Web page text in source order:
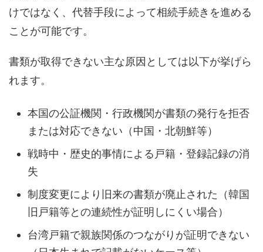
けではなく、代替手段によって相続手続きを進める
ことが可能です。
書類が取得できない主な原因としては以下が挙げら
れます。
本国の公証機関・行政機関が書類の発行を拒否
または対応できない（中国・北朝鮮等）
戦時中・歴史的事情による戸籍・登録記録の消
失
制度変更により旧来の書類が廃止された（韓国
旧戸籍等との連続性が証明しにくい場合）
台湾戸籍で親族関係のつながりが証明できない